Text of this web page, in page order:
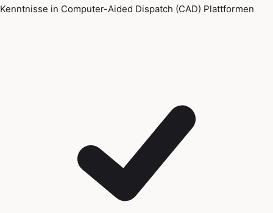
Kenntnisse in Computer-Aided Dispatch (CAD) Plattformen